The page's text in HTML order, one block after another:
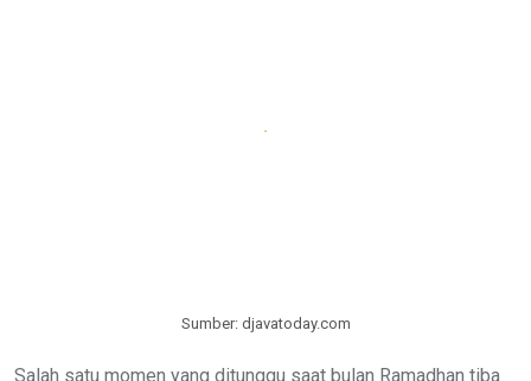
Sumber: djavatoday.com
Salah satu momen yang ditunggu saat bulan Ramadhan tiba